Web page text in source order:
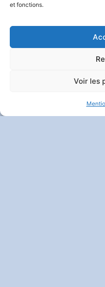
et fonctions.
Voir les
Et Vie Privée|